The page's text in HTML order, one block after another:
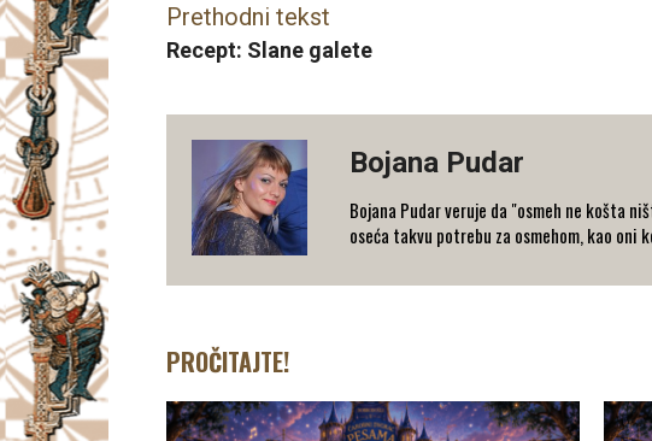
Prethodni tekst
Recept: Slane galete
Bojana Pudar
Bojana Pudar veruje da "osmeh ne košta
oseća takvu potrebu za osmehom, kao oni
PROČITAJTE!